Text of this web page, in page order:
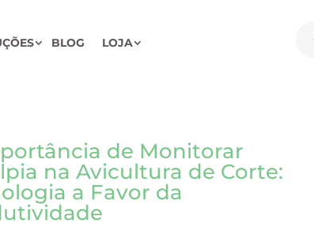
BLOG LOJA
de Monitorar
na Avicultura de Corte:
a Favor da